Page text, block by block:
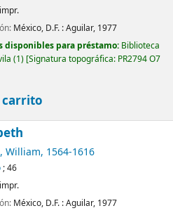
México, D.F. :Aguilar, 1977
disponibles para préstamo: Biblioteca
(1) Signatura topográfica: PR2794 O7
carrito
William, 1564-1616
; 46
México, D.F. :Aguilar, 1977